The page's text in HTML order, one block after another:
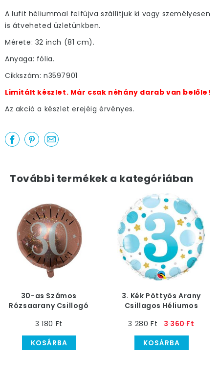
A lufit héliummal felfújva szállítjuk ki vagy személyesen
is átveheted üzletünkben.
Mérete: 32 inch (81 cm).
Anyaga: fólia.
Cikkszám: n3597901
Limitált készlet. Már csak néhány darab van belőle!
Az akció a készlet erejéig érvényes.
További termékek a kategóriában
30-as Számos
Rózsaarany Csillogó
Fólia Lufi, 46 cm
3 180 Ft
KOSÁRBA
3. Kék Pöttyös Arany
Csillagos Héliumos
cm
3 280 Ft
3 360 Ft
KOSÁRBA